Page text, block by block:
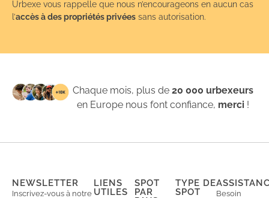
Urbexe vous rappelle que nous n’encourageons en aucun cas
l’accès à des propriétés privées sans autorisation.
Chaque mois, plus de20 000 urbexeurs
en Europe nous font confiance, merci !
NEWSLETTER
Inscrivez-vous à notre
LIENS
UTILES
SPOT
PAR
TYPE DE
SPOT
Besoin